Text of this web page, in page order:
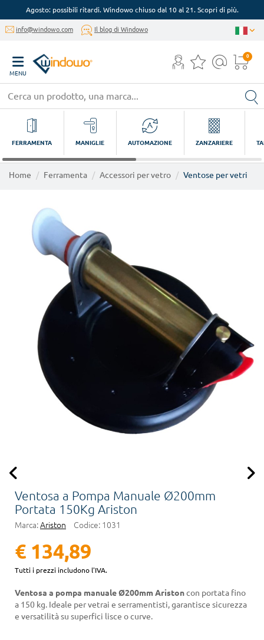
Agosto: possibili ritardi. Windowo chiuso dal 10 al 21. Scopri di più.
info@windowo.com Il blog di Windowo
MENU
0
FERRAMENTA MANIGLIE AUTOMAZIONE ZANZARIERE
Home Ferramenta Accessori per vetro Ventose per vetri
Ventosa a Pompa Manuale Ø200mm
Portata 150Kg Ariston
Marca:Ariston Codice: 1031
€ 134,89
Tutti i prezzi includono l'IVA.
Ventosa a pompa manuale Ø200mm Aristoncon portata fino
a 150 kg. Ideale per vetrai e serramentisti, garantisce sicurezza
e versatilità su superfici lisce o curve.